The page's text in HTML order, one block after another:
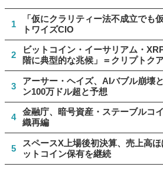
1
「仮にクラリティー法不成立でも
トワイズCIO
2
ビットコイン・イーサリアム・
階に典型的な兆候」＝クリプトク
3
アーサー・ヘイズ、AIバブル崩壊
ン100万ドル超と予想
4
金融庁、暗号資産・ステーブルコ
織再編
5
スペースX上場後初決算、売上高
ットコイン保有を継続